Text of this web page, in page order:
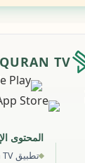
QURAN TV
المحتوى
تطبيق Quran TV